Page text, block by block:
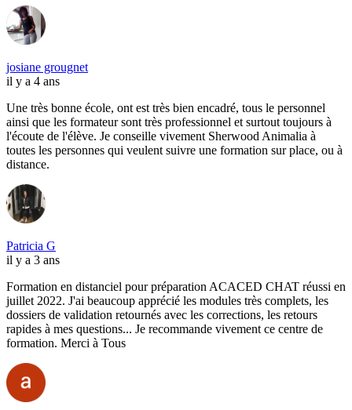
josiane grougnet
il y a 4 ans
Une très bonne école, ont est très bien encadré, tous le personnel
ainsi que les formateur sont très professionnel et surtout toujours à
l'écoute de l'élève. Je conseille vivement Sherwood Animalia à
toutes les personnes qui veulent suivre une formation sur place, ou à
distance.
Patricia G
il y a 3 ans
Formation en distanciel pour préparation ACACED CHAT réussi en
juillet 2022. J'ai beaucoup apprécié les modules très complets, les
dossiers de validation retournés avec les corrections, les retours
rapides à mes questions... Je recommande vivement ce centre de
formation. Merci à Tous